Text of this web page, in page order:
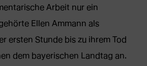
Arbeit nur ein
Ellen Ammann als
ersten Stunde bis zu ihrem Tod
dem bayerischen Landtag an.